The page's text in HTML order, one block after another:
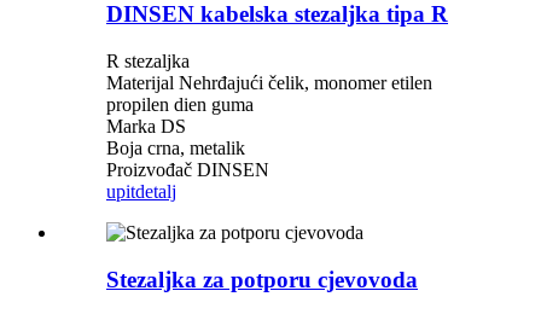
DINSEN kabelska stezaljka tipa R
R stezaljka
Materijal Nehrđajući čelik, monomer etilen
propilen dien guma
Marka DS
Boja crna, metalik
Proizvođač DINSEN
upitdetalj
Stezaljka za potporu cjevovoda